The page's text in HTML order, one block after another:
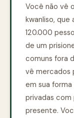
Você não vê
kwanliso, que
120.000
de um
comuns fora
vê mercados
em sua
privadas com
presente.